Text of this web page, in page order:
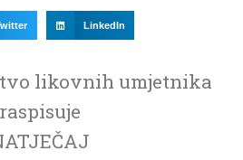
LinkedIn
likovnih umjetnika
raspisuje